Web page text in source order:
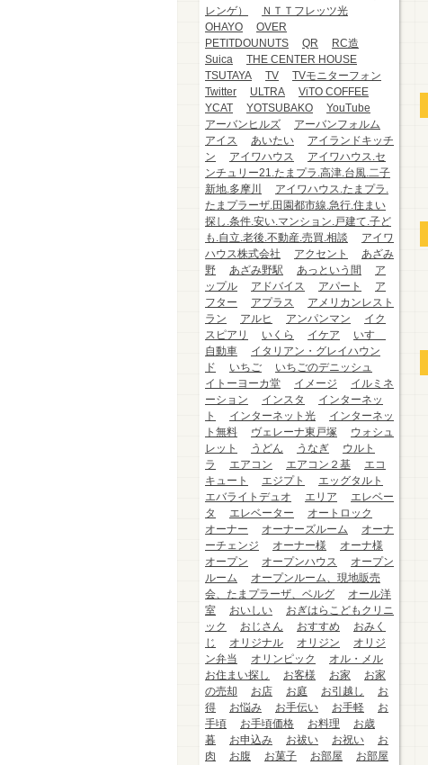
レンゲ）
ＮＴＴフレッツ光
OHAYO
OVER
PETITDOUNUTS
QR
RC造
Suica
THE CENTER HOUSE
TSUTAYA
TV
TVモニターフォン
Twitter
ULTRA
ViTO COFFEE
YCAT
YOTSUBAKO
YouTube
アーバンヒルズ
アーバンフォルム
アイス
あいたい
アイランドキッチ
ン
アイワハウス
アイワハウス.セ
ンチュリー21.たまプラ.高津.台風.二子
新地.多摩川
アイワハウス.たまプラ.
たまプラーザ.田園都市線.急行.住まい
探し.条件.安い.マンション.戸建て.子ど
も.自立.老後.不動産.売買.相談
アイワ
ハウス株式会社
アクセント
あざみ
野
あざみ野駅 あっという間
ア
ップル
アドバイス アパート
ア
フター
アプラス
アメリカンレスト
ラン
アルヒ アンパンマン
イク
スピアリ
いくら イケア
いすゞ
自動車
イタリアン・グレイハウン
ド
いちご
いちごのデニッシュ
イトーヨーカ堂
イメージ
イルミネ
ーション
インスタ
インターネッ
ト
インターネット光
インターネッ
ト無料
ヴェレーナ東戸塚
ウォシュ
レット
うどん うなぎ
ウルト
ラ
エアコン エアコン２基
エコ
キュート
エジプト
エッグタルト
エバライトデュオ
エリア
エレベー
タ
エレベーター
オートロック
オーナー
オーナーズルーム
オーナ
ーチェンジ
オーナー様
オーナ様
オープン
オープンハウス
オープン
ルーム
オープンルーム、現地販売
会、たまプラーザ、ベルグ
オール洋
室
おいしい
おぎはらこどもクリニ
ック
おじさん おすすめ
おみく
じ
オリジナル オリジン
オリジ
ン弁当
オリンピック
オル・メル
お住まい探し
お客様 お家
お家
の売却
お店 お庭 お引越し
お
得
お悩み お手伝い お手軽
お
手頃
お手頃価格 お料理
お歳
暮
お申込み お祓い お祝い
お
肉
お腹 お菓子 お部屋
お部屋